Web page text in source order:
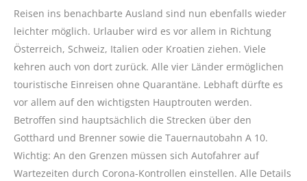
Reisen ins benachbarte Ausland sind nun ebenfalls wieder
leichter möglich. Urlauber wird es vor allem in Richtung
Österreich, Schweiz, Italien oder Kroatien ziehen. Viele
kehren auch von dort zurück. Alle vier Länder ermöglichen
touristische Einreisen ohne Quarantäne. Lebhaft dürfte es
vor allem auf den wichtigsten Hauptrouten werden.
Betroffen sind hauptsächlich die Strecken über den
Gotthard und Brenner sowie die Tauernautobahn A 10.
Wichtig: An den Grenzen müssen sich Autofahrer auf
Wartezeiten durch Corona-Kontrollen einstellen. Alle Details